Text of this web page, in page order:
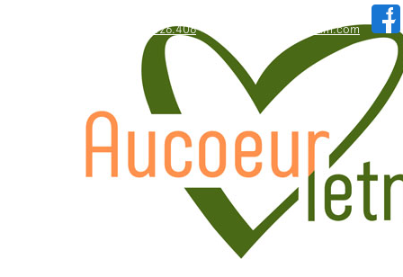
WhatsApp: +84.909.426.406 hallo@aucoeurvietnam.com